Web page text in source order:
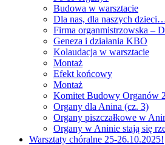
Budowa w warsztacie
Dla nas, dla naszych
Firma organmistrzowska –
Geneza i działania KBO
Kolaudacja w warsztacie
Montaż
Efekt końcowy
Montaż
Komitet Budowy Organów
Organy dla Anina (cz. 3)
Organy piszczałkowe w
Organy w Aninie stają się
Warsztaty chóralne 25-26.10.2025!